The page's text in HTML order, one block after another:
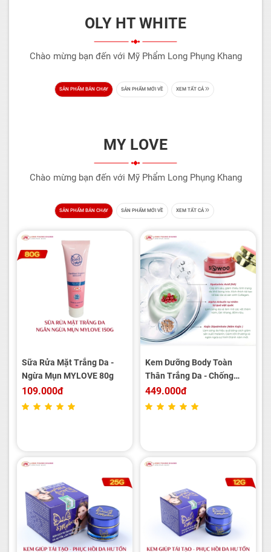
OLY HT WHITE
Chào mừng bạn đến với Mỹ Phẩm Long Phụng Khang
SẢN PHẨM BÁN CHẠY SẢN PHẨM MỚI VỀ XEM TẤT CẢ
MY LOVE
Chào mừng bạn đến với Mỹ Phẩm Long Phụng Khang
SẢN PHẨM BÁN CHẠY SẢN PHẨM MỚI VỀ XEM TẤT CẢ
Sữa Rửa Mặt Trắng Da -
Ngừa Mụn MYLOVE 80g
109.000đ
Kem Dưỡng Body Toàn
Thân Trắng Da - Chống
Nắng MYLOVE 150g
449.000đ